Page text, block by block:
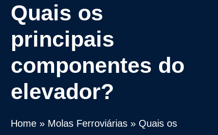
Quais os
principais
componentes do
elevador?
Home » Molas Ferroviárias » Quais os